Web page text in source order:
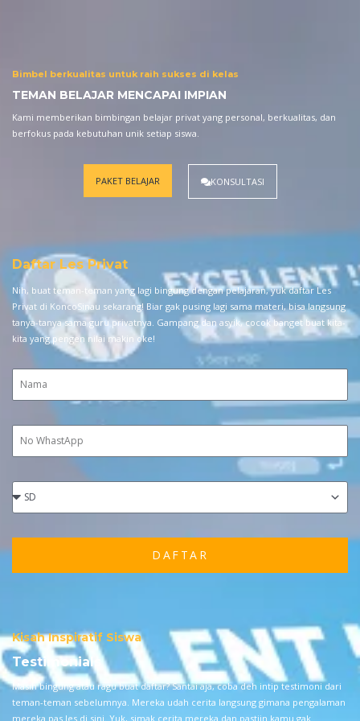
Bimbel berkualitas untuk raih sukses di kelas
TEMAN BELAJAR MENCAPAI IMPIAN
Kami memberikan bimbingan belajar privat yang personal, berkualitas, dan
berfokus pada kebutuhan unik setiap siswa.
PAKET BELAJAR KONSULTASI
Daftar Les Privat
Nih, buat teman-teman yang lagi bingung dengan pelajaran, yuk daftar Les
Privat di KoncoSinau sekarang! Biar gak pusing lagi sama materi, bisa langsung
tanya-tanya sama guru privatnya. Gampang dan asyik, cocok banget buat kita-
kita yang pengen nilai makin oke!
DAFTAR
Kisah Inspiratif Siswa
Testimonials
Masih bingung atau ragu buat daftar? Santai aja, coba deh intip testimoni dari
teman-teman sebelumnya. Mereka udah cerita langsung gimana pengalaman
mereka pas les di sini. Yuk, simak cerita mereka dan pastiin kamu gak